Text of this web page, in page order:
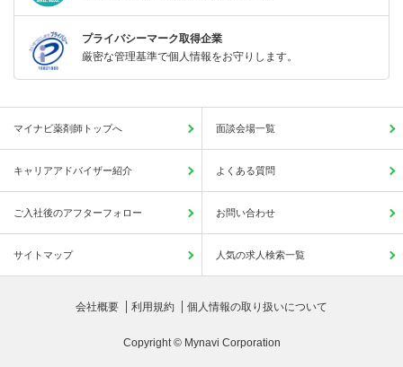
プライバシーマーク取得企業
厳密な管理基準で個人情報をお守りします。
マイナビ薬剤師トップへ 面談会場一覧
キャリアアドバイザー紹介 よくある質問
ご入社後のアフターフォロー お問い合わせ
サイトマップ 人気の求人検索一覧
会社概要 利用規約 個人情報の取り扱いについて
Copyright © Mynavi Corporation